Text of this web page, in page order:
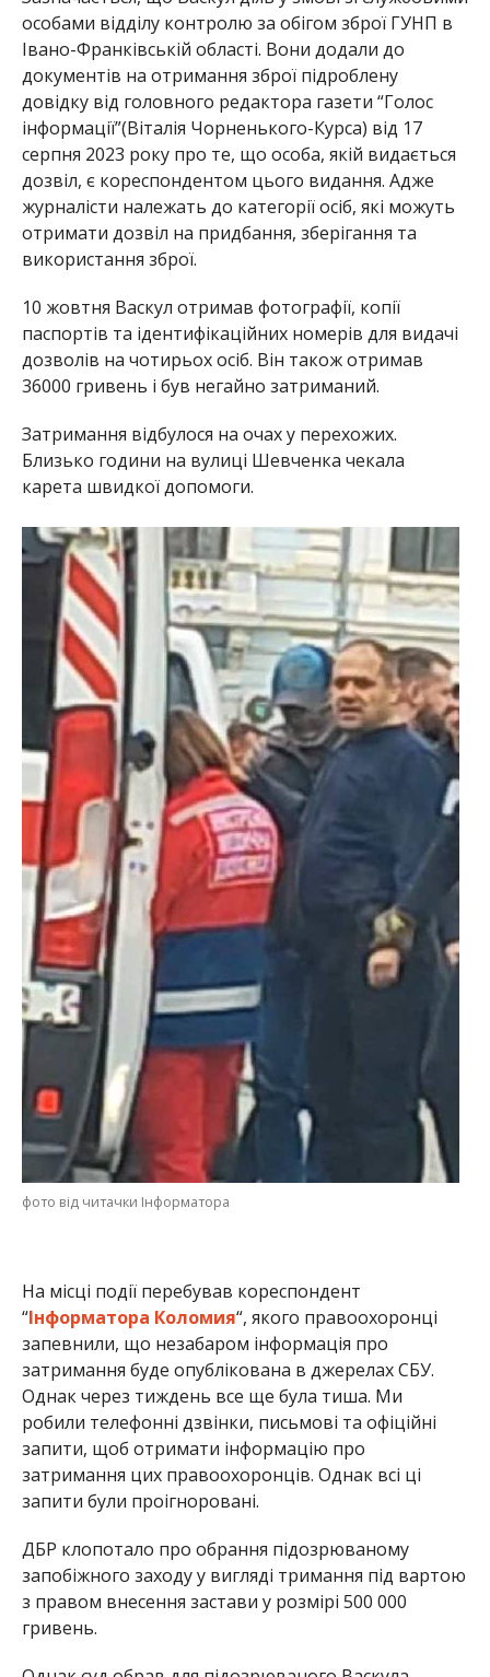
особами відділу контролю за обігом зброї ГУНП в
Івано-Франківській області. Вони додали до
документів на отримання зброї підроблену
довідку від головного редактора газети “Голос
інформації”(Віталія Чорненького-Курса) від 17
серпня 2023 року про те, що особа, якій видається
дозвіл, є кореспондентом цього видання. Адже
журналісти належать до категорії осіб, які можуть
отримати дозвіл на придбання, зберігання та
використання зброї.
10 жовтня Васкул отримав фотографії, копії
паспортів та ідентифікаційних номерів для видачі
дозволів на чотирьох осіб. Він також отримав
36000 гривень і був негайно затриманий.
Затримання відбулося на очах у перехожих.
Близько години на вулиці Шевченка чекала
карета швидкої допомоги.
фото від читачки Інформатора
На місці події перебував кореспондент
“Інформатора Коломия“, якого правоохоронці
запевнили, що незабаром інформація про
затримання буде опублікована в джерелах СБУ.
Однак через тиждень все ще була тиша. Ми
робили телефонні дзвінки, письмові та офіційні
запити, щоб отримати інформацію про
затримання цих правоохоронців. Однак всі ці
запити були проігноровані.
ДБР клопотало про обрання підозрюваному
запобіжного заходу у вигляді тримання під вартою
з правом внесення застави у розмірі 500 000
гривень.